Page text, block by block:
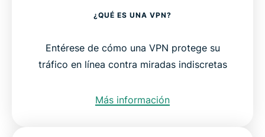
¿QUÉ ES UNA VPN?
Entérese de cómo una VPN protege su
tráfico en línea contra miradas indiscretas
Más información